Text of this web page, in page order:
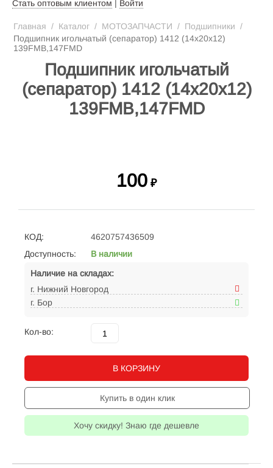
Стать оптовым клиентом | Войти
Главная / Каталог / МОТОЗАПЧАСТИ / Подшипники /
Подшипник игольчатый (сепаратор) 1412 (14х20х12)
139FMB,147FMD
Подшипник игольчатый
(сепаратор) 1412 (14х20х12)
139FMB,147FMD
100 ₽
КОД:
4620757436509
Доступность:
В наличии
Наличие на складах:
г. Нижний Новгород
г. Бор
Кол-во:
В КОРЗИНУ
Купить в один клик
Хочу скидку! Знаю где дешевле